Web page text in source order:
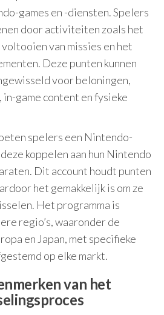
games en -diensten. Spelers
door activiteiten zoals het
voltooien van missies en het
Deze punten kunnen
voor beloningen,
game content en fysieke
spelers een Nintendo-
koppelen aan hun Nintendo
Dit account houdt punten
het gemakkelijk is om ze
Het programma is
regio’s, waaronder de
en Japan, met specifieke
op elke markt.
van het